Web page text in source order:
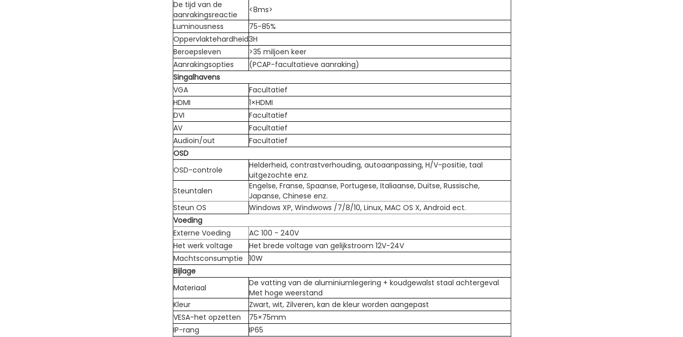
De tijd van de
aanrakingsreactie
<8ms>
Luminousness
75-85%
Oppervlaktehardheid3H
Beroepsleven
>35 miljoen keer
Aanrakingsopties
(PCAP-facultatieve aanraking)
Singalhavens
VGA
Facultatief
HDMI
1×HDMI
DVI
Facultatief
AV
Facultatief
Audioin/out
Facultatief
OSD
OSD-controle
Helderheid, contrastverhouding, autoaanpassing, H/V-positie, taal
uitgezochte enz.
Steuntalen
Engelse, Franse, Spaanse, Portugese, Italiaanse, Duitse, Russische,
Japanse, Chinese enz.
Steun OS
Windows XP, Windwows /7/8/10, Linux, MAC OS X, Android ect.
Voeding
Externe Voeding
AC 100 - 240V
Het werk voltage
Het brede voltage van gelijkstroom 12V-24V
Machtsconsumptie
10W
Bijlage
Materiaal
De vatting van de aluminiumlegering + koudgewalst staal achtergeval
Met hoge weerstand
Kleur
Zwart, wit, Zilveren, kan de kleur worden aangepast
VESA-het opzetten
75×75mm
IP-rang
IP65